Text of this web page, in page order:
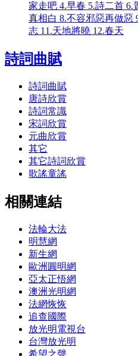
家走吧 4.早春 5.詩二首
真相白 8.不容邪惡再做惡
志 11.天地將曉 12.春天
詩詞曲賦
詩詞曲賦
唐詩欣賞
詩詞常識
宋詞欣賞
元曲欣賞
其它
其它詩詞欣賞
歌謠童謠
相關連結
法輪大法
明慧網
新生網
歐洲圓明網
亞太正悟網
澳洲光明網
法網恢恢
追查國際
放光明電視台
台灣放光明
希望之聲